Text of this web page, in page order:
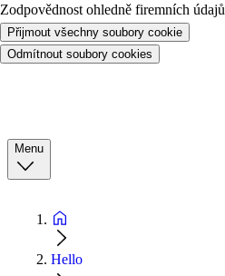
Zodpovědnost ohledně firemních údajů
Přijmout všechny soubory cookie
Odmítnout soubory cookies
Menu
Hello